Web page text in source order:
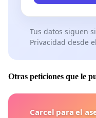
Tus datos siguen
Privacidad desde
Otras peticiones que le
Carcel para el